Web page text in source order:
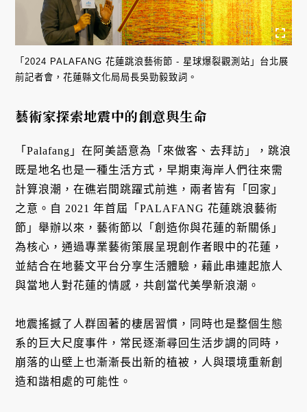
「2024 PALAFANG 花蓮跳浪藝術節 - 星球爆裂觀測站」台北展
前記者會，花蓮縣文化局局長吳勁毅致詞。
藝術家探索地震中的創意與生命
「Palafang」在阿美語意為「來做客、去拜訪」，跳浪
既是地名也是一種生活方式，早期東海岸人們往來需
計算浪潮，在礁岩間跳躍式前進，兩者皆有「回家」
之意。自 2021 年首屆「PALAFANG 花蓮跳浪藝術
節」舉辦以來，藝術節以「創造你與花蓮的新關係」
為核心，通過專業藝術策展呈現創作者眼中的花蓮，
並結合在地藝文平台分享生活體驗，藉此串連起旅人
與當地人對花蓮的情感，共創當代美學新浪潮。
地震搖撼了人群固著的棲居習慣，同時也是整個生態
系的巨大尺度事件，常民逐漸尋回生活步調的同時，
崩落的山壁上也漸漸長出新的植被，人與環境重新創
造和諧相處的可能性。